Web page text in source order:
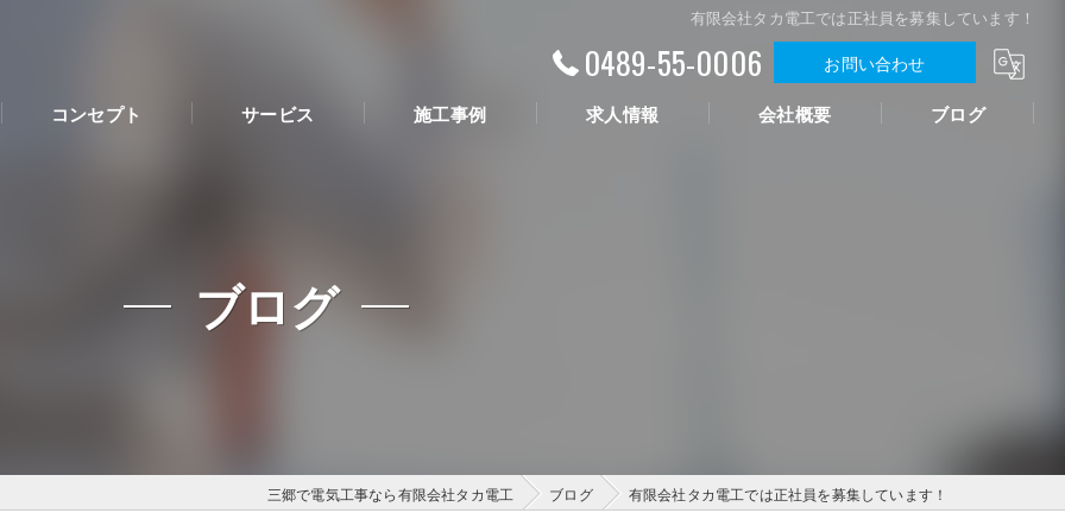
有限会社タカ電工では正社員を募集しています！
0489-55-0006 お問い合わせ
コンセプト サービス 施工事例 求人情報 会社概要 ブログ
ブログ
三郷で電気工事なら有限会社タカ電工 ブログ 有限会社タカ電工では正社員を募集しています！